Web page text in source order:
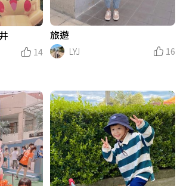
旅遊
LYJ
16
14